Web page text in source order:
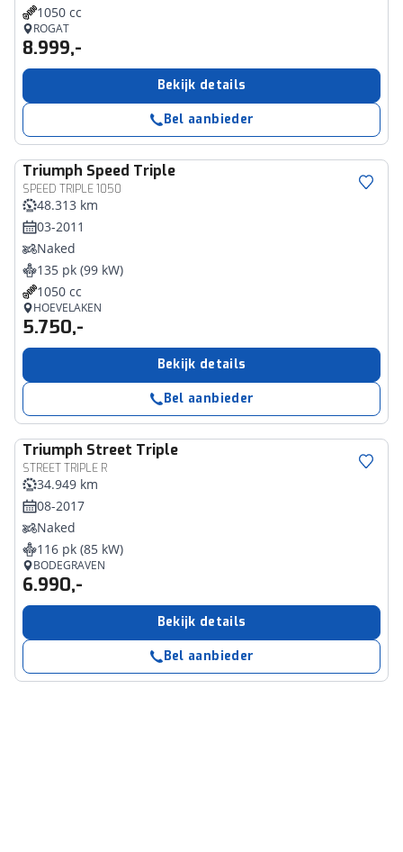
1050 cc
ROGAT
8.999,-
Bekijk details
Bel aanbieder
Triumph Speed Triple
SPEED TRIPLE 1050
48.313 km
03-2011
Naked
135 pk (99 kW)
1050 cc
HOEVELAKEN
5.750,-
Bekijk details
Bel aanbieder
Triumph Street Triple
STREET TRIPLE R
34.949 km
08-2017
Naked
116 pk (85 kW)
BODEGRAVEN
6.990,-
Bekijk details
Bel aanbieder